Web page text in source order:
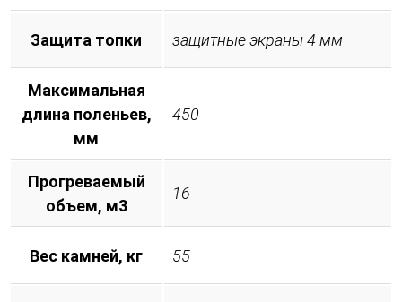
Защита топки защитные экраны 4 мм
Максимальная
длина поленьев,
мм
450
Прогреваемый
объем, м3
16
Вес камней, кг 55